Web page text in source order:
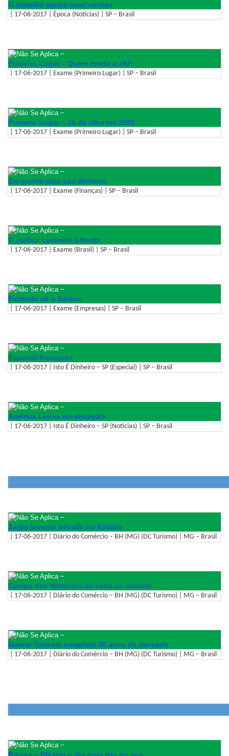
O cidadão ajusta suas contas
| 17-06-2017 | Época (Notícias) | SP – Brasil
–
Primeiro Lugar – Quem ronda a J&F
| 17-06-2017 | Exame (Primeiro Lugar) | SP – Brasil
–
Primeiro Lugar – Já de olho em 2021
| 17-06-2017 | Exame (Primeiro Lugar) | SP – Brasil
–
Em guerra pelo seu dinheiro
| 17-06-2017 | Exame (Finanças) | SP – Brasil
–
O melhor caminho à frente
| 17-06-2017 | Exame (Brasil) | SP – Brasil
–
Fazendo só o básico
| 17-06-2017 | Exame (Empresas) | SP – Brasil
–
Especial franquias
| 17-06-2017 | Isto É Dinheiro – SP (Especial) | SP – Brasil
–
América Latina em ebulição
| 17-06-2017 | Isto É Dinheiro – SP (Notícias) | SP – Brasil
–
Zarpo investe pesado no Estado
| 17-06-2017 | Diário do Comércio – BH (MG) (DC Turismo) | MG – Brasil
–
Campo das Vertentes de volta ao circuito
| 17-06-2017 | Diário do Comércio – BH (MG) (DC Turismo) | MG – Brasil
–
Master Turismo completa 30 anos de mercado
| 17-06-2017 | Diário do Comércio – BH (MG) (DC Turismo) | MG – Brasil
–